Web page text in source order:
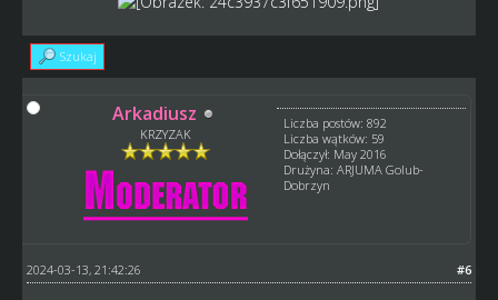
Szukaj
Arkadiusz
KRZYZAK
Liczba postów: 892
Liczba wątków: 59
Dołączył: May 2016
Drużyna: ARJUMA Golub-
Dobrzyn
#6
2024-03-13, 21:42:26